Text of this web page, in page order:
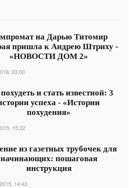
на Дарью Титомир
пришла к Андрею Штриху -
«НОВОСТИ ДОМ 2»
03:00
и стать известной: 3
успеха - «Истории
похудения»
15:22
из газетных трубочек для
начинающих: пошаговая
инструкция
14:43